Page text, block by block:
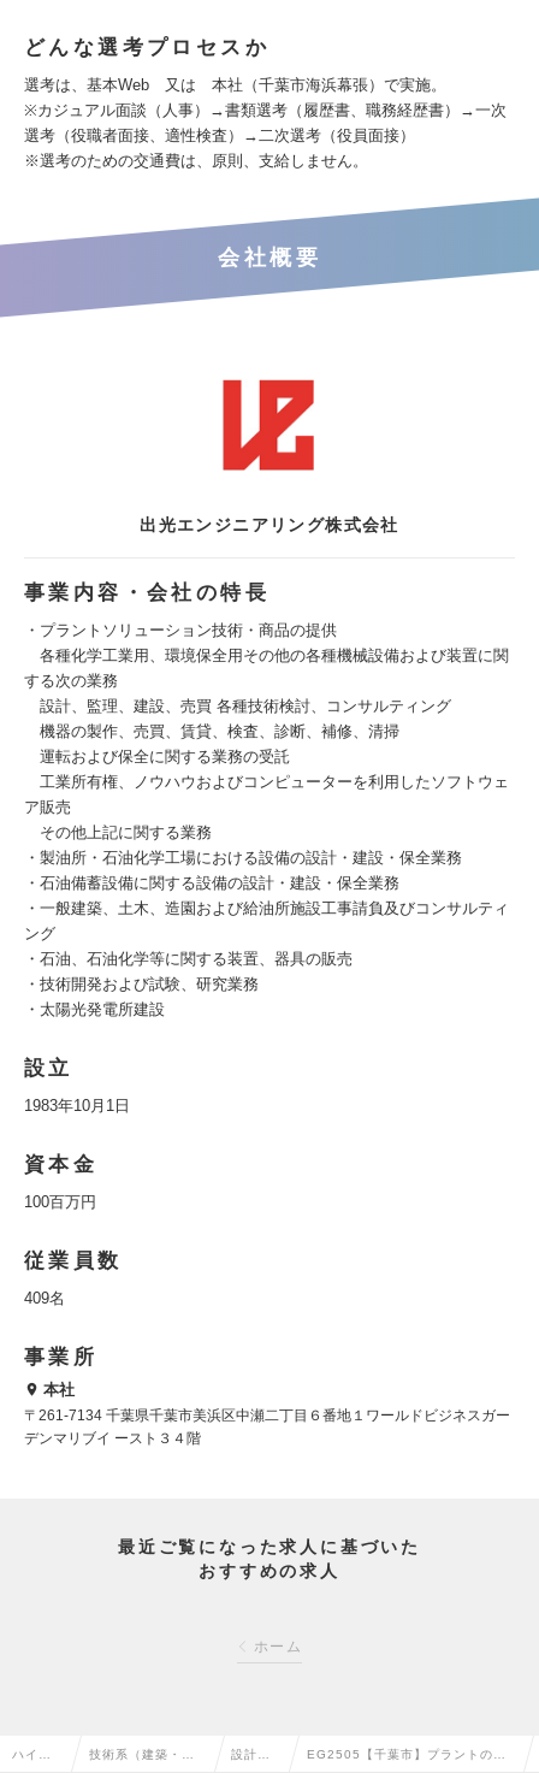
どんな選考プロセスか
選考は、基本Web 又は 本社（千葉市海浜幕張）で実施。
※カジュアル面談（人事）→書類選考（履歴書、職務経歴書）→一次
選考（役職者面接、適性検査）→二次選考（役員面接）
※選考のための交通費は、原則、支給しません。
会社概要
出光エンジニアリング株式会社
事業内容・会社の特長
・プラントソリューション技術・商品の提供
各種化学工業用、環境保全用その他の各種機械設備および装置に関
する次の業務
設計、監理、建設、売買 各種技術検討、コンサルティング
機器の製作、売買、賃貸、検査、診断、補修、清掃
運転および保全に関する業務の受託
工業所有権、ノウハウおよびコンピューターを利用したソフトウェ
ア販売
その他上記に関する業務
・製油所・石油化学工場における設備の設計・建設・保全業務
・石油備蓄設備に関する設備の設計・建設・保全業務
・一般建築、土木、造園および給油所施設工事請負及びコンサルティ
ング
・石油、石油化学等に関する装置、器具の販売
・技術開発および試験、研究業務
・太陽光発電所建設
設立
1983年10月1日
資本金
100百万円
従業員数
409名
事業所
本社
〒261-7134 千葉県千葉市美浜区中瀬二丁目６番地１ワールドビジネスガー
デンマリブイ ースト３４階
最近ご覧になった求人に基づいた
おすすめの求人
ホーム
ハイク 技術系（建築・設 設計 EG2505【千葉市】プラントの電